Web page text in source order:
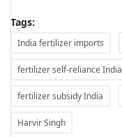
Tags:
India fertilizer imports
fertilizer self-reliance India
fertilizer subsidy India
Harvir Singh